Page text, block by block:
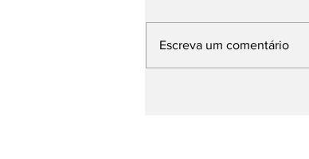
Escreva um comentário